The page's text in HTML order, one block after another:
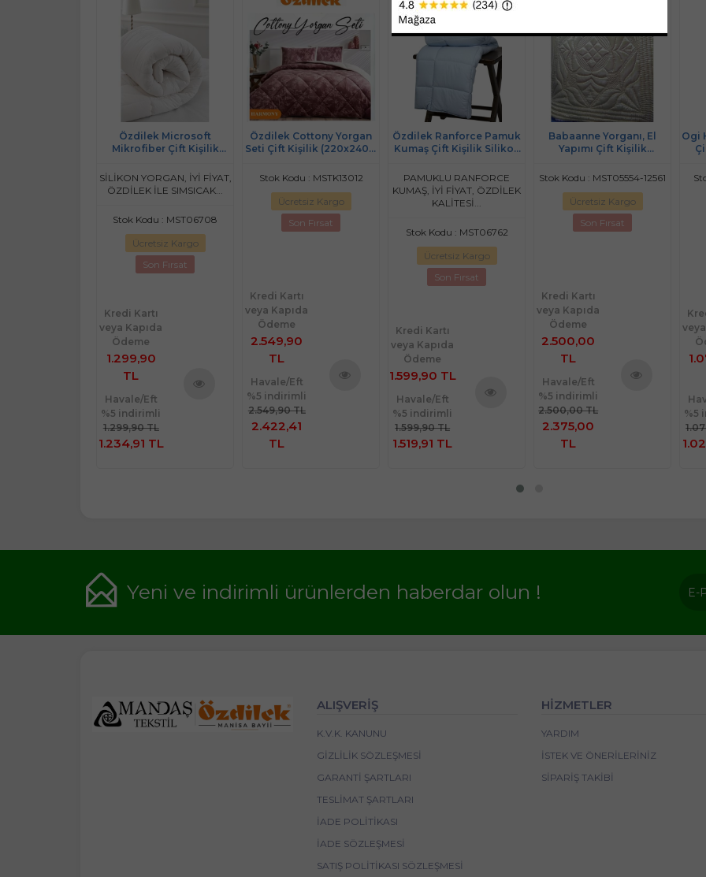
Özdilek Microsoft
Mikrofiber Çift Kişilik
(195x215)
SİLİKON YORGAN, İYİ FİYAT,
ÖZDİLEK İLE SIMSICAK...
Stok Kodu : MST06708
Ücretsiz Kargo
Son Fırsat
Kredi Kartı
veya Kapıda
Ödeme
1.299,90
TL
Havale/Eft
%5 indirimli
1.299,90 TL
1.234,91 TL
Özdilek Cottony Yorgan
Seti Çift Kişilik (220x240)-
Stok Kodu : MSTK13012
Ücretsiz Kargo
Son Fırsat
Kredi Kartı
veya Kapıda
Ödeme
2.549,90
TL
Havale/Eft
%5 indirimli
2.549,90 TL
2.422,41
TL
Özdilek Ranforce Pamuk
Kumaş Çift Kişilik Silikon
PAMUKLU RANFORCE
KUMAŞ, İYİ FİYAT, ÖZDİLEK
KALİTESİ...
Stok Kodu : MST06762
Ücretsiz Kargo
Son Fırsat
Kredi Kartı
veya Kapıda
Ödeme
1.599,90 TL
Havale/Eft
%5 indirimli
1.599,90 TL
1.519,91 TL
Babaanne Yorganı, El
Yapımı Çift Kişilik
KABAK ÇİÇEĞİ LACİVERT
Stok Kodu : MST05554-12561
Ücretsiz Kargo
Son Fırsat
Kredi Kartı
veya Kapıda
Ödeme
2.500,00
TL
Havale/Eft
%5 indirimli
2.500,00 TL
2.375,00
TL
Ogi
%5
Yeni ve indirimli ürünlerden haberdar olun !
ALIŞVERİŞ
K.V.K. KANUNU
GIZLILIK SÖZLEŞMESI
GARANTI ŞARTLARI
TESLIMAT ŞARTLARI
İADE POLITIKASI
İADE SÖZLEŞMESI
SATIŞ POLITIKASI SÖZLEŞMESI
HİZMETLER
YARDIM
İSTEK VE ÖNERILERINIZ
SIPARIŞ TAKIBI